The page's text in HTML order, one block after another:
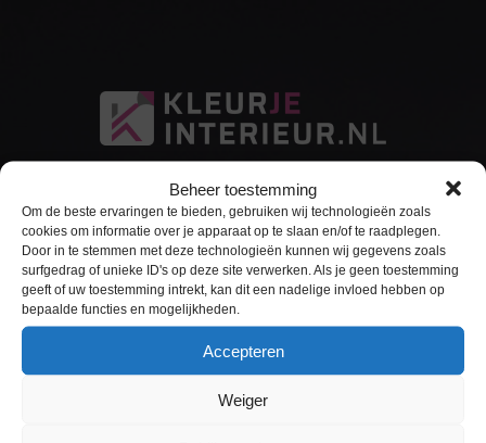
Beheer toestemming
Om de beste ervaringen te bieden, gebruiken wij technologieën zoals
cookies om informatie over je apparaat op te slaan en/of te raadplegen.
Door in te stemmen met deze technologieën kunnen wij gegevens zoals
surfgedrag of unieke ID's op deze site verwerken. Als je geen toestemming
geeft of uw toestemming intrekt, kan dit een nadelige invloed hebben op
bepaalde functies en mogelijkheden.
Accepteren
Weiger
Sitemap
Home
Interieurfolie